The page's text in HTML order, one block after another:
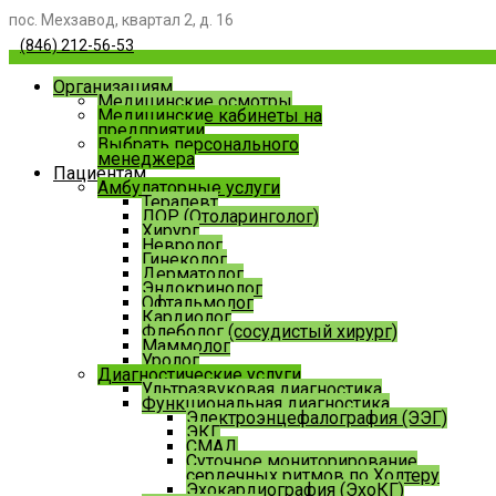
пос. Мехзавод, квартал 2, д. 16
(846) 212-56-53
Организациям
Медицинские осмотры
Медицинские кабинеты на
предприятии
Выбрать персонального
менеджера
Пациентам
Амбулаторные услуги
Терапевт
ЛОР (Отоларинголог)
Хирург
Невролог
Гинеколог
Дерматолог
Эндокринолог
Офтальмолог
Кардиолог
Флеболог (сосудистый хирург)
Маммолог
Уролог
Диагностические услуги
Ультразвуковая диагностика
Функциональная диагностика
Электроэнцефалография (ЭЭГ)
ЭКГ
СМАД
Суточное мониторирование
сердечных ритмов по Холтеру
Эхокардиография (ЭхоКГ)